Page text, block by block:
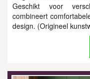
Geschikt voor
combineert
design. (Origineel